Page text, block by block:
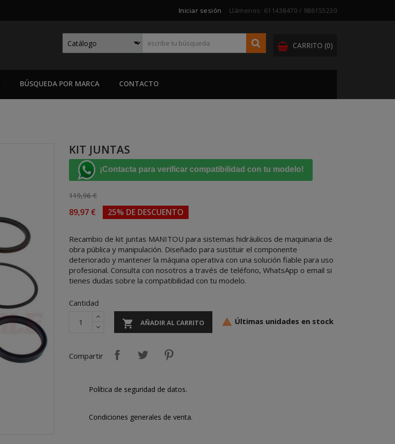
Iniciar sesión Llámenos: 611438470 / 986155230
CARRITO (0)
BÚSQUEDA POR MARCA CONTACTO
KIT JUNTAS
¡Contacta para verificar compatibilidad con tu modelo!
119,96 €
89,97 € 25% DE DESCUENTO
Recambio de kit juntas MANITOU para sistemas hidráulicos de maquinaria de
obra pública y manipulación. Diseñado para sustituir el componente
deteriorado y mantener la máquina operativa con una solución fiable para uso
profesional. Consulta con nosotros a través de teléfono, WhatsApp o email si
tienes dudas sobre la compatibilidad con tu modelo.
Cantidad
 AÑADIR AL CARRITO  Últimas unidades en stock
Compartir
Política de seguridad de datos.
Condiciones generales de venta.